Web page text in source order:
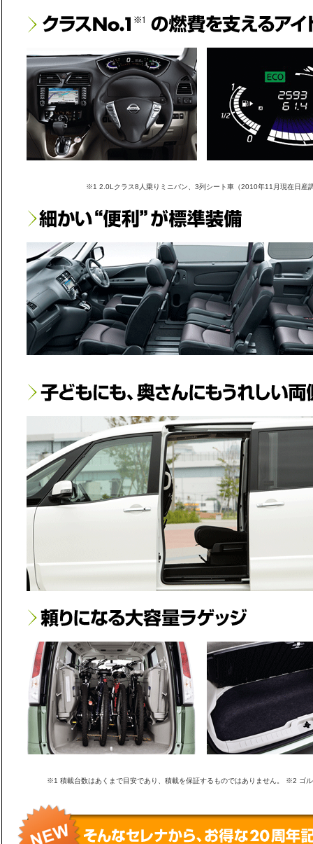
※1 2.0Lクラス8人乗りミニバン、3列シート車（2010年11月現在日
※1 積載台数はあくまで目安であり、積載を保証するものではありません。 ※2 ゴ